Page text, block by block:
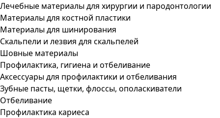
Лечебные материалы для хирургии и пародонтологии
Материалы для костной пластики
Материалы для шинирования
Скальпели и лезвия для скальпелей
Шовные материалы
Профилактика, гигиена и отбеливание
Аксессуары для профилактики и отбеливания
Зубные пасты, щетки, флоссы, ополаскиватели
Отбеливание
Профилактика кариеса